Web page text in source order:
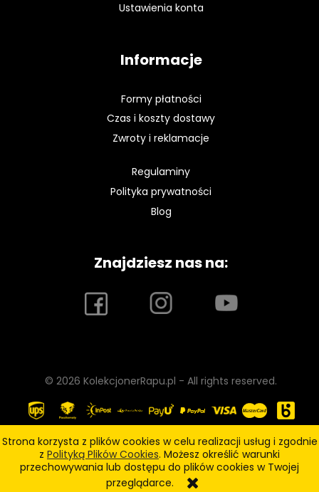
Strona korzysta z plików cookies w celu realizacji usług i zgodnie
z Polityką Plików Cookies. Możesz określić warunki
przechowywania lub dostępu do plików cookies w Twojej
przeglądarce.
Ustawienia konta
Informacje
Formy płatności
Czas i koszty dostawy
Zwroty i reklamacje
Regulaminy
Polityka prywatności
Blog
Znajdziesz nas na:
© 2026 KolekcjonerRapu.pl - All rights reserved.
pokaż pełną wersję strony